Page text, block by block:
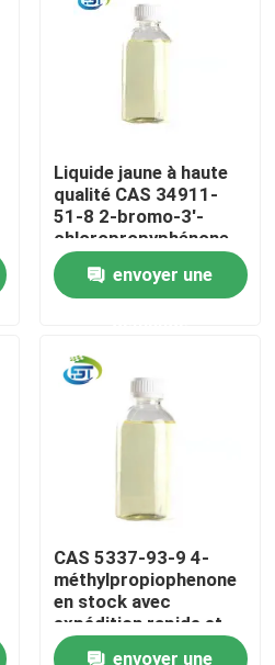
Liquide jaune à haute
qualité CAS 34911-
51-8 2-bromo-3'-
chloropropyphénone
envoyer une
CAS 5337-93-9 4-
méthylpropiophenone
en stock avec
expédition rapide et
sûre et haute pureté
envoyer une